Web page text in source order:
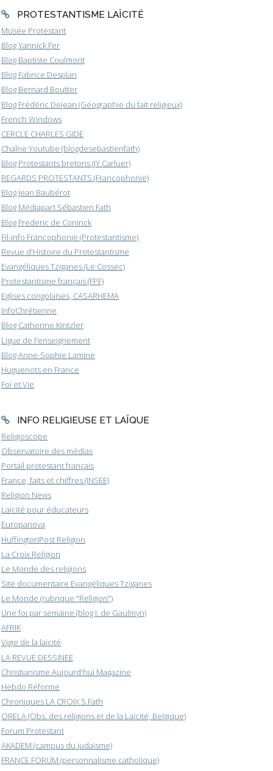
PROTESTANTISME LAÏCITÉ
Musée Protestant
Blog Yannick Fer
Blog Baptiste Coulmont
Blog Fabrice Desplan
Blog Bernard Boutter
Blog Frédéric Dejean (Géographie du fait religieux)
French Windows
CERCLE CHARLES GIDE
Chaîne Youtube (blogdesebastienfath)
Blog Protestants bretons (JY.Carluer)
REGARDS PROTESTANTS (Francophonie)
Blog Jean Baubérot
Blog Médiapart Sébastien Fath
Blog Frederic de Coninck
Fil-info Francophonie (Protestantisme)
Revue d'Histoire du Protestantisme
Evangéliques Tziganes (Le Cossec)
Protestantisme français (FPF)
Eglises congolaises, CASARHEMA
InfoChrétienne
Blog Catherine Kintzler
Ligue de l'enseignement
Blog Anne-Sophie Lamine
Huguenots en France
Foi et Vie
INFO RELIGIEUSE ET LAÏQUE
Religioscope
Observatoire des médias
Portail protestant français
France, faits et chiffres (INSEE)
Religion News
Laïcité pour éducateurs
Europanova
HuffingtonPost Religion
La Croix Religion
Le Monde des religions
Site documentaire Evangéliques Tziganes
Le Monde (rubrique "Religion")
Une foi par semaine (blog I. de Gaulmyn)
AFRIK
Vigie de la laïcité
LA REVUE DESSINEE
Christianisme Aujourd'hui Magazine
Hebdo Réforme
Chroniques LA CROIX S.Fath
ORELA (Obs. des religions et de la Laïcité, Belgique)
Forum Protestant
AKADEM (campus du judaïsme)
FRANCE FORUM (personnalisme catholique)